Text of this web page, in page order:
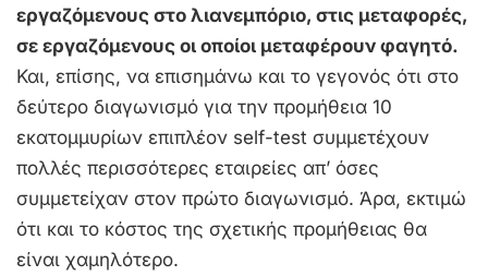
εργαζόμενους στο λιανεμπόριο, στις μεταφορές,
σε εργαζόμενους οι οποίοι μεταφέρουν φαγητό.
Και, επίσης, να επισημάνω και το γεγονός ότι στο
δεύτερο διαγωνισμό για την προμήθεια 10
εκατομμυρίων επιπλέον self-test συμμετέχουν
πολλές περισσότερες εταιρείες απ’ όσες
συμμετείχαν στον πρώτο διαγωνισμό. Άρα, εκτιμώ
ότι και το κόστος της σχετικής προμήθειας θα
είναι χαμηλότερο.